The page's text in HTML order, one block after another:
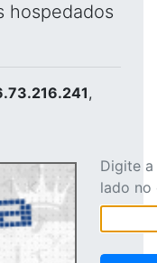
hospedados
,
Digite
lado no